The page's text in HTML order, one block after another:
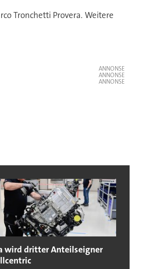
Tronchetti Provera. Weitere
wird dritter Anteilseigner